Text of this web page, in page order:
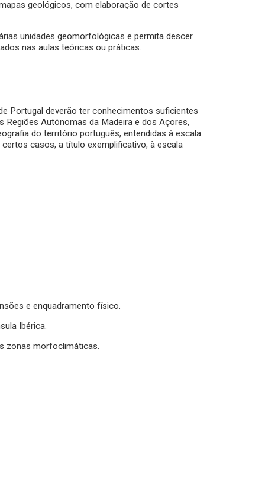
geológicos, com elaboração de cortes
unidades geomorfológicas e permita descer
nas aulas teóricas ou práticas.
Portugal deverão ter conhecimentos suficientes
Regiões Autónomas da Madeira e dos Açores,
do território português, entendidas à escala
casos, a título exemplificativo, à escala
e enquadramento físico.
Ibérica.
zonas morfoclimáticas.